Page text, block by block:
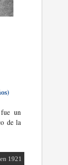
un
de la
1921